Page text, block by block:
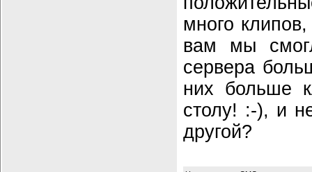
много
вам мы
сервера
них больше
столу! :-), и
другой?